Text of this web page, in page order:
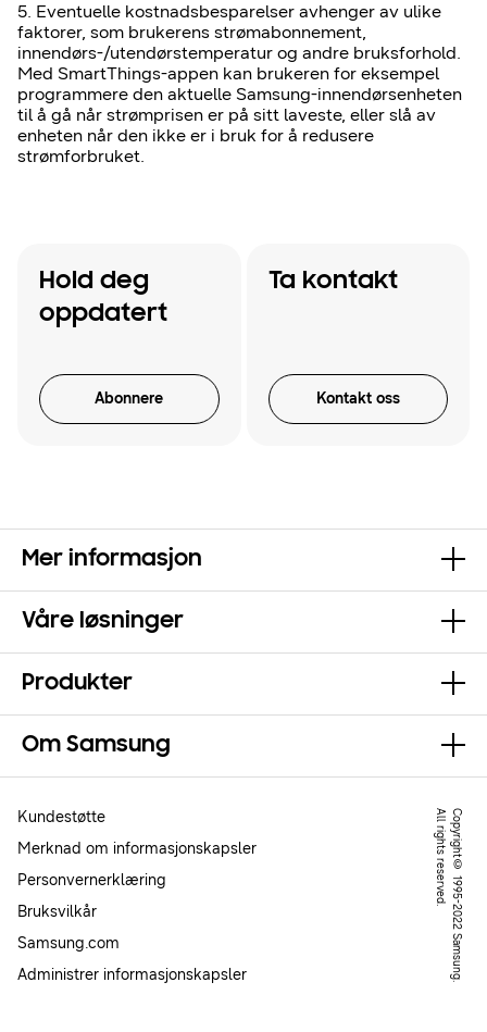
5. Eventuelle kostnadsbesparelser avhenger av ulike
faktorer, som brukerens strømabonnement,
innendørs-/utendørstemperatur og andre bruksforhold.
Med SmartThings-appen kan brukeren for eksempel
programmere den aktuelle Samsung-innendørsenheten
til å gå når strømprisen er på sitt laveste, eller slå av
enheten når den ikke er i bruk for å redusere
strømforbruket.
Hold deg
oppdatert
Abonnere
Ta kontakt
Kontakt oss
Mer informasjon
Våre løsninger
Produkter
Om Samsung
C
o
p
y
r
ig
h
t
©
1
9
9
5
-
2
0
2
2
S
a
m
s
u
n
g
.
A
l
l
r
ig
h
t
s
r
e
s
e
r
v
e
d
.
Kundestøtte
Merknad om informasjonskapsler
Personvernerklæring
Bruksvilkår
Samsung.com
Administrer informasjonskapsler